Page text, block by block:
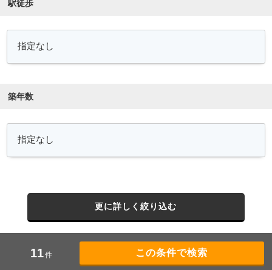
駅徒歩
築年数
更に詳しく絞り込む
11件